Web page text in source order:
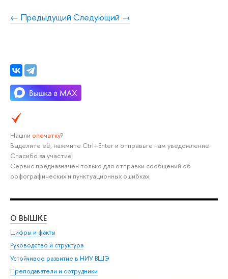
← Предыдущий Следующий →
Нашли опечатку?
Выделите её, нажмите Ctrl+Enter и отправьте нам уведомление.
Спасибо за участие!
Сервис предназначен только для отправки сообщений об
орфографических и пунктуационных ошибках.
О ВЫШКЕ
Цифры и факты
Руководство и структура
Устойчивое развитие в НИУ ВШЭ
Преподаватели и сотрудники